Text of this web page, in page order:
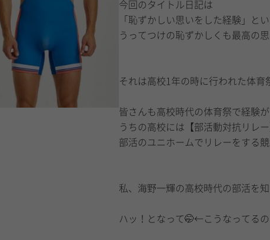
今回のタイトル日記は
「恥ずかしい思いをした経験」と
うってつけの恥ずかしくも最高の
それは高校1年の時に行われた体育
皆さんも高校時代の体育祭で経験
うちの高校には【部活動対抗リレ
部活のユニホームでリレーをする競
私、海野一輝の高校時代の部活を
ハッ！となって🤭←こうなってる